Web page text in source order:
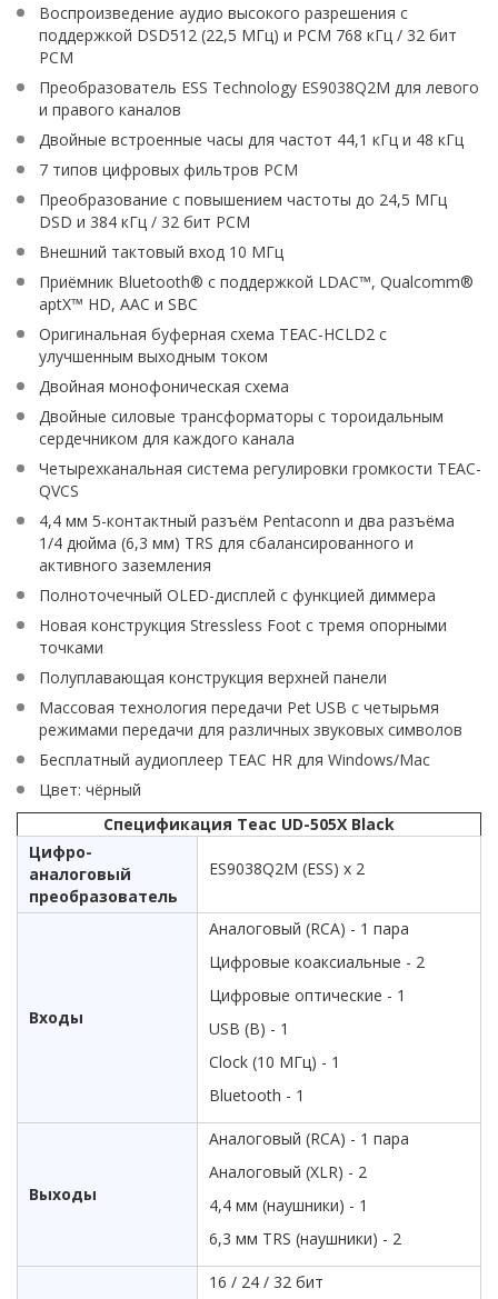
Воспроизведение аудио высокого разрешения с
поддержкой DSD512 (22,5 МГц) и PCM 768 кГц / 32 бит
PCM
Преобразователь ESS Technology ES9038Q2M для левого
и правого каналов
Двойные встроенные часы для частот 44,1 кГц и 48 кГц
7 типов цифровых фильтров PCM
Преобразование с повышением частоты до 24,5 МГц
DSD и 384 кГц / 32 бит PCM
Внешний тактовый вход 10 МГц
Приёмник Bluetooth® с поддержкой LDAC™, Qualcomm®
aptX™ HD, AAC и SBC
Оригинальная буферная схема TEAC-HCLD2 с
улучшенным выходным током
Двойная монофоническая схема
Двойные силовые трансформаторы с тороидальным
сердечником для каждого канала
Четырехканальная система регулировки громкости TEAC-
QVCS
4,4 мм 5-контактный разъём Pentaconn и два разъёма
1/4 дюйма (6,3 мм) TRS для сбалансированного и
активного заземления
Полноточечный OLED-дисплей с функцией диммера
Новая конструкция Stressless Foot с тремя опорными
точками
Полуплавающая конструкция верхней панели
Массовая технология передачи Pet USB с четырьмя
режимами передачи для различных звуковых символов
Бесплатный аудиоплеер TEAC HR для Windows/Mac
Цвет: чёрный
Спецификация Teac UD-505X Black
Цифро-
аналоговый
преобразователь
ES9038Q2M (ESS) х 2
Входы
Аналоговый (RCA) - 1 пара
Цифровые коаксиальные - 2
Цифровые оптические - 1
USB (B) - 1
Clock (10 МГц) - 1
Bluetooth - 1
Выходы
Аналоговый (RCA) - 1 пара
Аналоговый (XLR) - 2
4,4 мм (наушники) - 1
6,3 мм TRS (наушники) - 2
16 / 24 / 32 бит